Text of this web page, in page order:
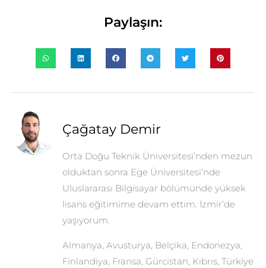
Paylaşın:
Çağatay Demir
Orta Doğu Teknik Üniversitesi’nden mezun
olduktan sonra Ege Üniversitesi’nde
Uluslararası Bilgisayar bölümünde yüksek
lisans eğitimime devam ettim. İzmir’de
yaşıyorum.
Almanya, Avusturya, Belçika, Endonezya,
Finlandiya, Fransa, Gürcistan, Kıbrıs, Türkiye